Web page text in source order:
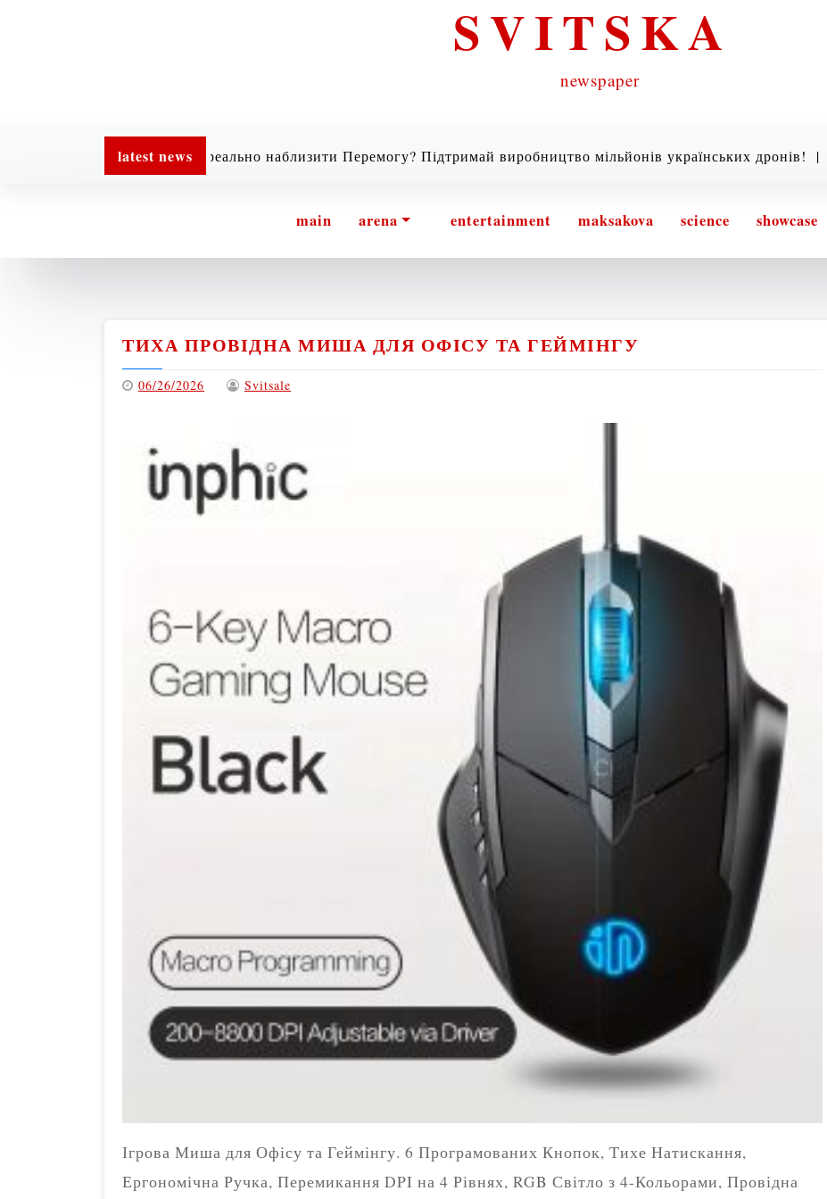
SVITSKA
newspaper
latest news
Хочеш реально наблизити Перемогу? Підтримай виробництво мільйонів українських дронів! |Хто
main arena entertainment maksakova science showcase
ТИХА ПРОВІДНА МИША ДЛЯ ОФІСУ ТА ГЕЙМІНГУ
06/26/2026 Svitsale
Ігрова Миша для Офісу та Геймінгу. 6 Програмованих Кнопок, Тихе Натискання,
Ергономічна Ручка, Перемикання DPI на 4 Рівнях, RGB Світло з 4-Кольорами, Провідна